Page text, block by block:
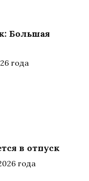
Большая
года
в отпуск
года